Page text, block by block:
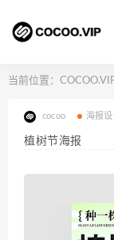
当前位置：
cocoo 海报
植树节海报